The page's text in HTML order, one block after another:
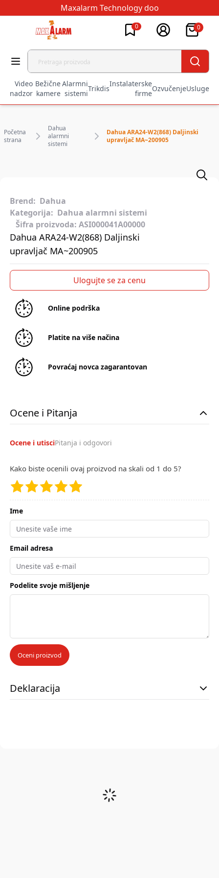
Maxalarm Technology doo
0 0
Video
nadzor
Bežične
kamere
Alarmni
sistemi
Trikdis
Instalaterske
firme
OzvučenjeUsluge
Početna
strana
Dahua
alarmni
sistemi
Dahua ARA24-W2(868) Daljinski
upravljač MA~200905
Brend: Dahua
Kategorija: Dahua alarmni sistemi
Šifra proizvoda: ASI000041A00000
Dahua ARA24-W2(868) Daljinski
upravljač MA~200905
Ulogujte se za cenu
Online podrška
Platite na više načina
Povraćaj novca zagarantovan
Ocene i Pitanja
Ocene i utisciPitanja i odgovori
Kako biste ocenili ovaj proizvod na skali od 1 do 5?
Ime
Email adresa
Podelite svoje mišljenje
Oceni proizvod
Deklaracija